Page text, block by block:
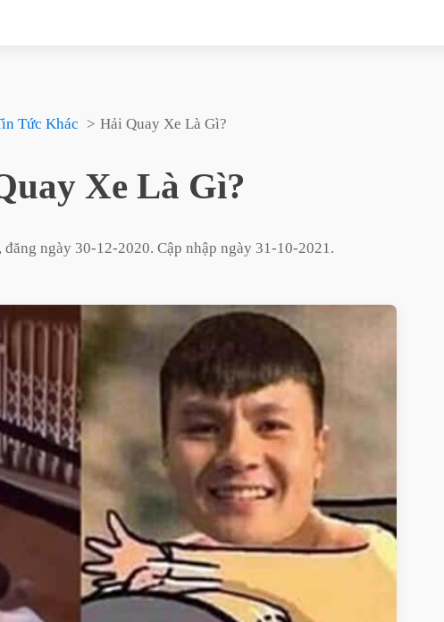
Tức Khác Hải Quay Xe Là Gì?
Xe Là Gì?
, đăng ngày 30-12-2020. Cập nhập ngày 31-10-2021.